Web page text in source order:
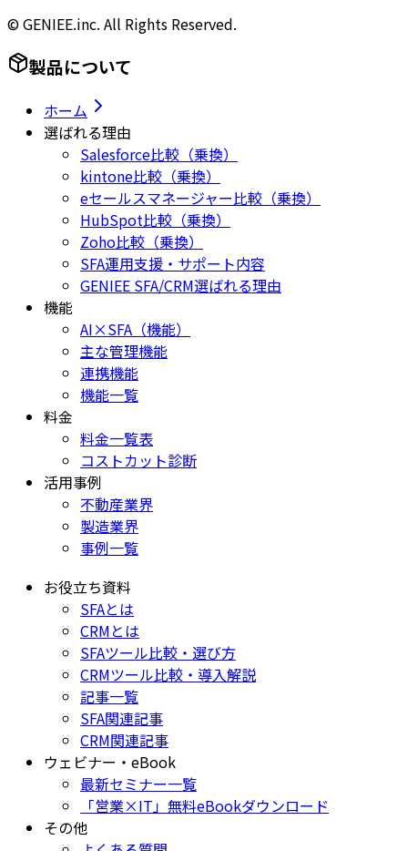
© GENIEE.inc. All Rights Reserved.
製品について
ホーム
選ばれる理由
Salesforce比較（乗換）
kintone比較（乗換）
eセールスマネージャー比較（乗換）
HubSpot比較（乗換）
Zoho比較（乗換）
SFA運用支援・サポート内容
GENIEE SFA/CRM選ばれる理由
機能
AI×SFA（機能）
主な管理機能
連携機能
機能一覧
料金
料金一覧表
コストカット診断
活用事例
不動産業界
製造業界
事例一覧
お役立ち資料
SFAとは
CRMとは
SFAツール比較・選び方
CRMツール比較・導入解説
記事一覧
SFA関連記事
CRM関連記事
ウェビナー・eBook
最新セミナー一覧
「営業×IT」無料eBookダウンロード
その他